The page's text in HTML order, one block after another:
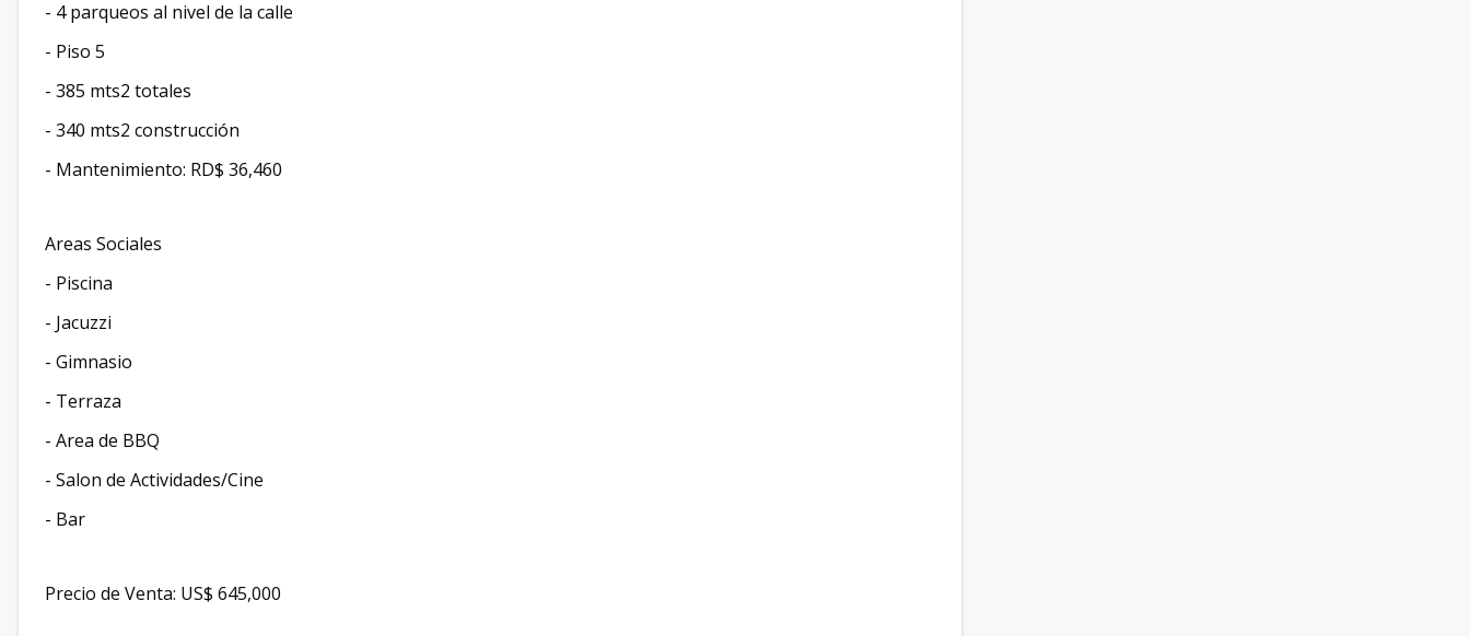
- ⁠4 parqueos al nivel de la calle
- ⁠Piso 5
- ⁠385 mts2 totales
- 340 mts2 construcción
- ⁠Mantenimiento: RD$ 36,460
Areas Sociales
- Piscina
- ⁠Jacuzzi
- ⁠Gimnasio
- ⁠Terraza
- Area de BBQ
- Salon de Actividades/Cine
- ⁠Bar
Precio de Venta: US$ 645,000